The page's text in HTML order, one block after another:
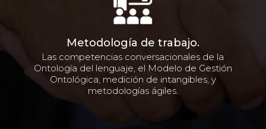
Metodología de trabajo.
Las competencias conversacionales de la
Ontología del lenguaje, el Modelo de Gestión
Ontológica, medición de intangibles, y
metodologías ágiles.